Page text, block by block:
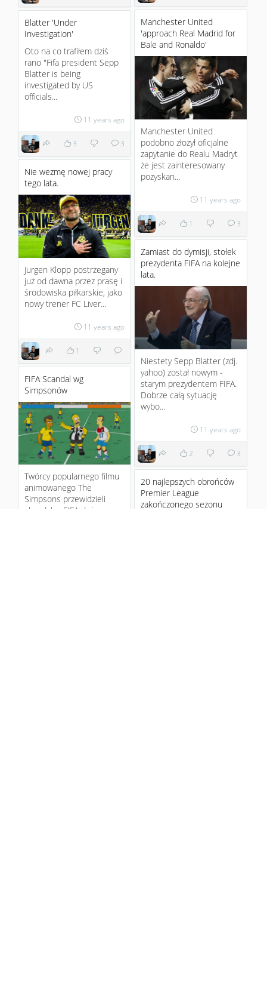
Manchester United
'approach Real Madrid for
Bale and Ronaldo'
Manchester United
podobno złożył oficjalne
zapytanie do Realu Madryt
że jest zainteresowany
pozyskan...
11 years ago
1 3
Blatter 'Under
Investigation'
Oto na co trafiłem dziś
rano "Fifa president Sepp
Blatter is being
investigated by US
officials...
11 years ago
3 3
Nie wezmę nowej pracy
tego lata.
Jurgen Klopp postrzegany
już od dawna przez prasę i
środowiska piłkarskie, jako
nowy trener FC Liver...
11 years ago
1
Zamiast do dymisji, stołek
prezydenta FIFA na kolejne
lata.
Niestety Sepp Blatter (zdj.
yahoo) został nowym -
starym prezydentem FIFA.
Dobrze całą sytuację
wybo...
11 years ago
2 3
FIFA Scandal wg
Simpsonów
Twórcy popularnego filmu
animowanego The
Simpsons przewidzieli
skandal w FIFA dużo
20 najlepszych obrońców
Premier League
zakończonego sezonu